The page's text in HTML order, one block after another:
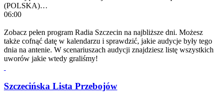
(POLSKA)…
06:00
Zobacz pełen program Radia Szczecin na najbliższe dni. Możesz
także cofnąć datę w kalendarzu i sprawdzić, jakie audycje były tego
dnia na antenie. W scenariuszach audycji znajdziesz listę wszystkich
uworów jakie wtedy graliśmy!
Szczecińska Lista Przebojów